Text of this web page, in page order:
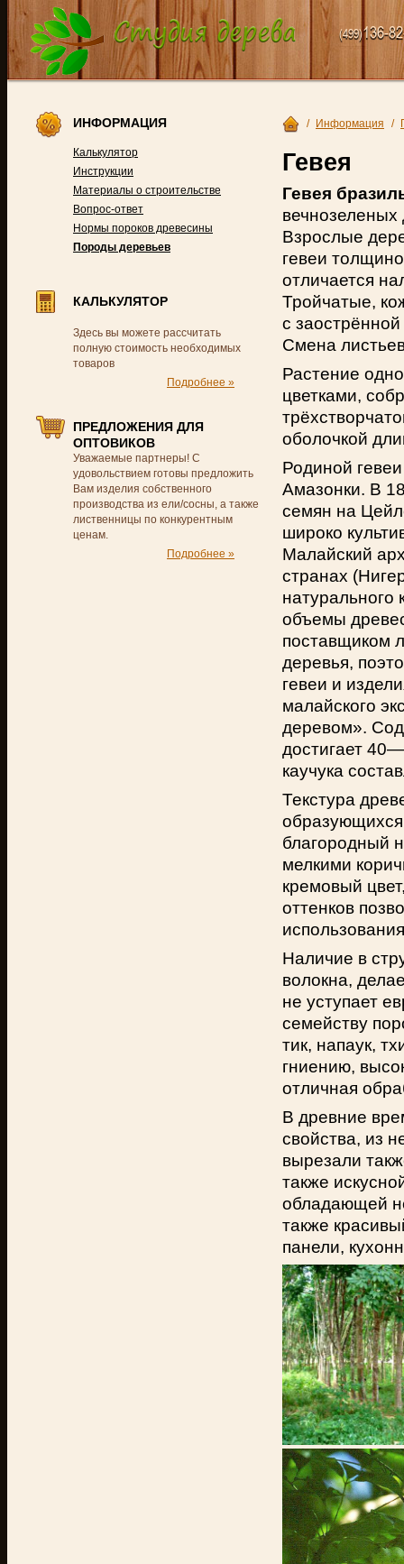
(499)136-
ИНФОРМАЦИЯ
Калькулятор
Инструкции
Материалы о строительстве
Вопрос-ответ
Нормы пороков древесины
Породы деревьев
КАЛЬКУЛЯТОР
Здесь вы можете рассчитать
полную стоимость необходимых
товаров
Подробнее »
ПРЕДЛОЖЕНИЯ ДЛЯ
ОПТОВИКОВ
Уважаемые партнеры! С
удовольствием готовы предложить
Вам изделия собственного
производства из ели/сосны, а также
лиственницы по конкурентным
ценам.
Подробнее »
/ Информация /
Гевея
Гевея
Взрослые
гевеи
отличается
Тройчатые,
с
Смена
Растение
цветками,
оболочкой
Родиной
Амазонки. В
семян на
широко
Малайский
странах
натурального
объемы
поставщиком
деревья,
гевеи и
малайского
деревом».
достигает
каучука
Текстура
благородный
мелкими
кремовый
оттенков
Наличие в
волокна,
не уступает
семейству
тик, напаук,
гниению,
отличная
В древние
свойства, из
вырезали
также
обладающей
также
панели,